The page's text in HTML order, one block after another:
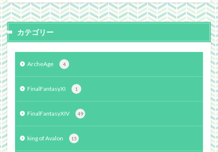
カテゴリー
ArcheAge 4
FinalFantasyXI 1
FinalFantasyXIV 49
king of Avalon 15